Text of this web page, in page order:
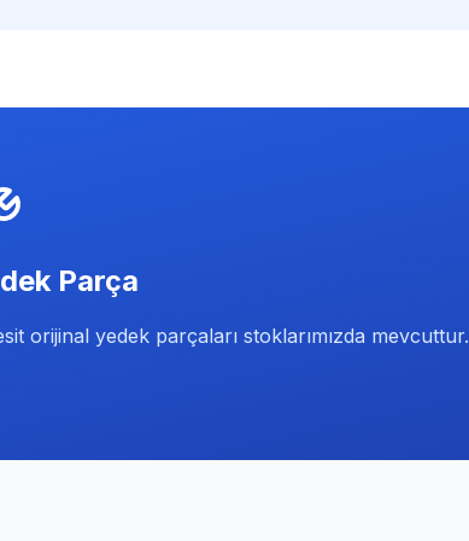
Parça
orijinal yedek parçaları stoklarımızda mevcuttur.